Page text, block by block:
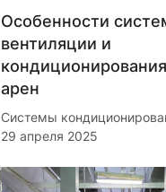
Особенности
вентиляции и
арен
Системы
29 апреля 2025